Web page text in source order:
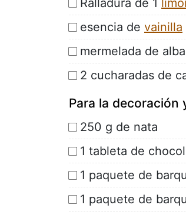
esencia de vainilla
mermelada de
2 cucharadas de
Para la decoración
250 g de nata
1 tableta de
1 paquete de
1 paquete de